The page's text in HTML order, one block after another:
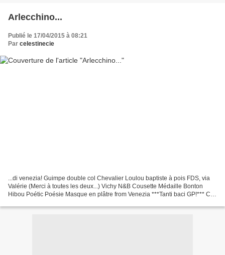
Arlecchino...
Publié le 17/04/2015 à 08:21
Par celestinecie
...di venezia! Guimpe double col Chevalier Loulou baptiste à pois FDS, via
Valérie (Merci à toutes les deux...) Vichy N&B Cousette Médaille Bonton
Hibou Poétic Poésie Masque en plâtre from Venezia ***Tanti baci GP!*** Ces